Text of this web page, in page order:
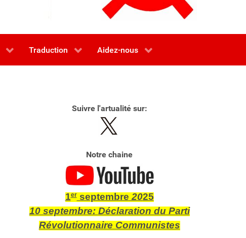
Traduction Aidez-nous
Suivre l'artualité sur:
Notre chaine
1erseptembre 2025
10 septembre: Déclaration du Parti
Révolutionnaire Communistes